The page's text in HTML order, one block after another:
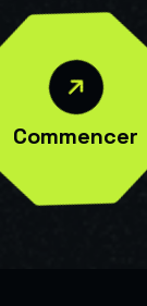
Commencer